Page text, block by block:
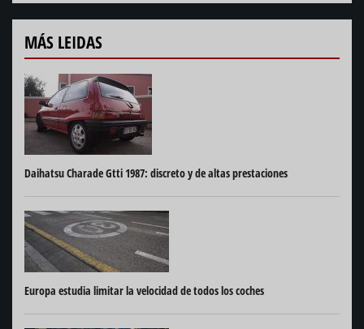
MÁS LEIDAS
Daihatsu Charade Gtti 1987: discreto y de altas prestaciones
Europa estudia limitar la velocidad de todos los coches